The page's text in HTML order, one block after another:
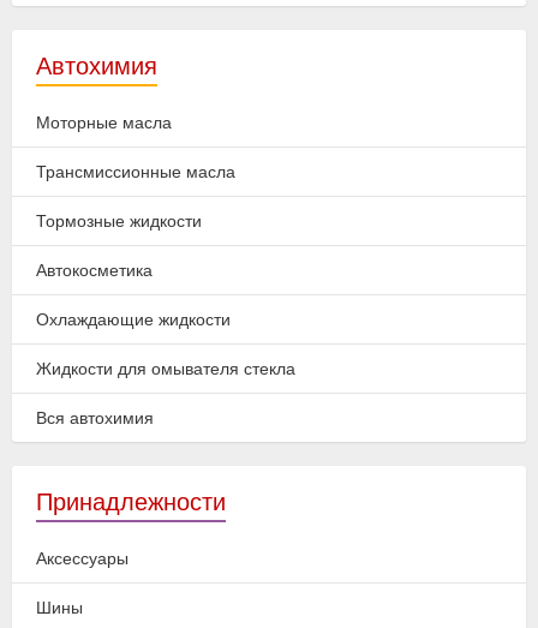
Автохимия
Моторные масла
Трансмиссионные масла
Тормозные жидкости
Автокосметика
Охлаждающие жидкости
Жидкости для омывателя стекла
Вся автохимия
Принадлежности
Аксессуары
Шины